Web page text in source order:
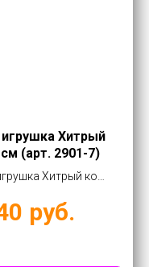
Хитрый
(арт. 2901-7)
Хитрый кот
руб.